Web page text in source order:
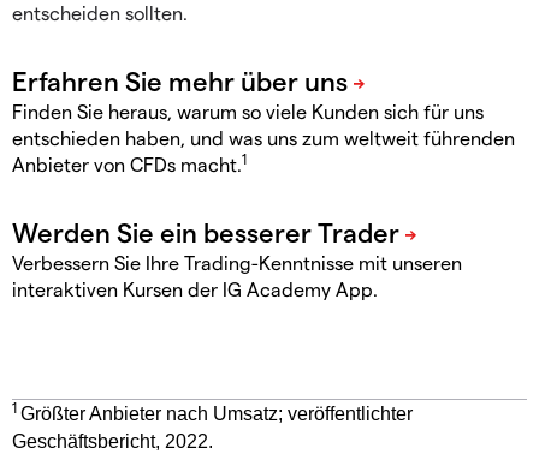
entscheiden sollten.
Finden Sie heraus, warum so viele Kunden sich für uns
entschieden haben, und was uns zum weltweit führenden
Anbieter von CFDs macht.1
Verbessern Sie Ihre Trading-Kenntnisse mit unseren
interaktiven Kursen der IG Academy App.
1 Größter Anbieter nach Umsatz; veröffentlichter
Geschäftsbericht, 2022.